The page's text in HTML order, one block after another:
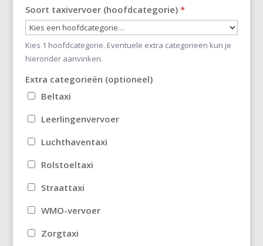
Soort taxivervoer (hoofdcategorie) *
Kies 1 hoofdcategorie. Eventuele extra categorieën kun je
hieronder aanvinken.
Extra categorieën (optioneel)
Beltaxi
Leerlingenvervoer
Luchthaventaxi
Rolstoeltaxi
Straattaxi
WMO-vervoer
Zorgtaxi